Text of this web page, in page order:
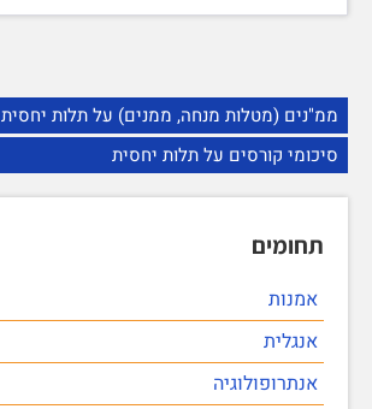
ממ"נים (מטלות מנחה, ממנים) על תלות יחסית
סיכומי קורסים על תלות יחסית
תחומים
אמנות
אנגלית
אנתרופולוגיה